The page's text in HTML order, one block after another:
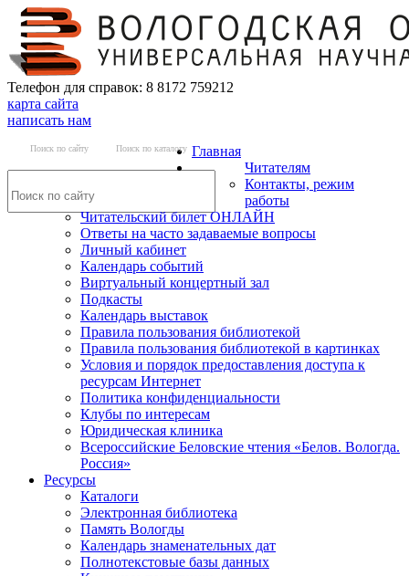
Телефон для справок: 8 8172 759212
карта сайта
написать нам
Поиск по сайту Поиск по каталогу Главная
Читателям
Контакты, режим
работы
Читательский билет ОНЛАЙН
Ответы на часто задаваемые вопросы
Личный кабинет
Календарь событий
Виртуальный концертный зал
Подкасты
Календарь выставок
Правила пользования библиотекой
Правила пользования библиотекой в картинках
Условия и порядок предоставления доступа к
ресурсам Интернет
Политика конфиденциальности
Клубы по интересам
Юридическая клиника
Всероссийские Беловские чтения «Белов. Вологда.
Россия»
Ресурсы
Каталоги
Электронная библиотека
Память Вологды
Календарь знаменательных дат
Полнотекстовые базы данных